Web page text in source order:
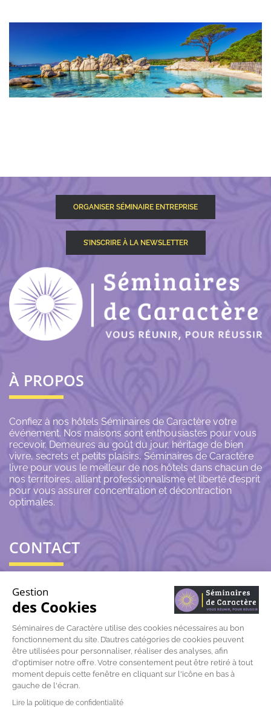
ORGANISER SÉMINAIRE ENTREPRISE
S’INSCRIRE À LA NEWSLETTER
À PROPOS
Confiez à nos hôtels Séminaires de Caractère votre
événement. Nos maisons sont enthousiastes pour vous
recevoir. Demeures au goût du jour, héritage de bien
vivre, secrets et petits plaisirs, Séminaires de Caractère
livre pour vous le meilleur de nos hôtels dans chacun de
nos territoires, alliant professionnalisme et liberté d’esprit
pour vous assurer concentration et décontraction
optimales.
CONTACT
06 43 69 79 72
contact@seminairesdecaractere.fr
197 Rue Léon Arnoux
84120 Pertuis
Gestion
des Cookies
Séminaires de Caractère utilise des cookies nécessaires au bon
fonctionnement du site. D’autres catégories de cookies peuvent
être utilisées pour personnaliser, réaliser des analyses, afin
d'optimiser notre offre. Votre consentement peut être retiré à tout
moment depuis cette fenêtre en cliquant sur l'icône en bas à
gauche de l'écran.
Lire la politique de confidentialité